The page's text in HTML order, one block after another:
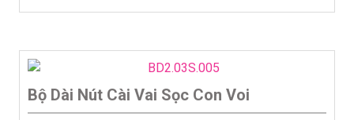
Bộ Dài Nút Cài Vai Sọc Con Voi